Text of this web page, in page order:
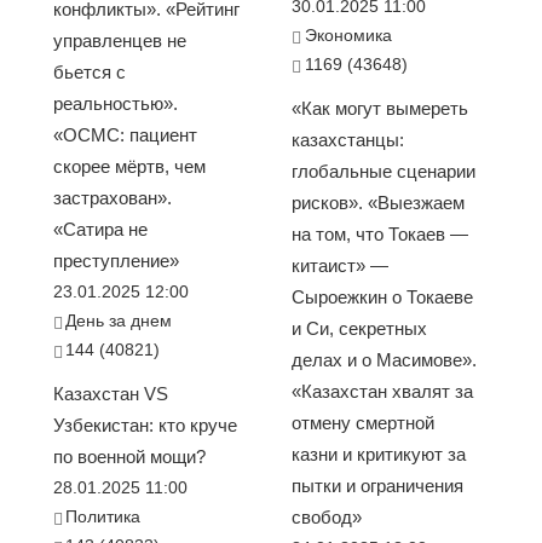
конфликты». «Рейтинг
управленцев не
бьется с
реальностью».
«ОСМС: пациент
скорее мёртв, чем
застрахован».
«Сатира не
преступление»
23.01.2025 12:00
День за днем
144 (40821)
Казахстан VS
Узбекистан: кто круче
по военной мощи?
28.01.2025 11:00
Политика
30.01.2025 11:00
Экономика
1169 (43648)
«Как могут вымереть
казахстанцы:
глобальные сценарии
рисков». «Выезжаем
на том, что Токаев —
китаист» —
Сыроежкин о Токаеве
и Си, секретных
делах и о Масимове».
«Казахстан хвалят за
отмену смертной
казни и критикуют за
пытки и ограничения
свобод»